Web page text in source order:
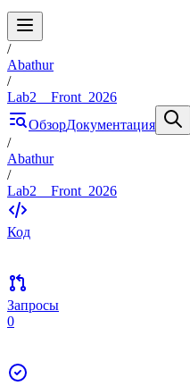
/
Abathur
/
Lab2__Front_2026
ОбзорДокументация
/
Abathur
/
Lab2__Front_2026
Код
Запросы
0